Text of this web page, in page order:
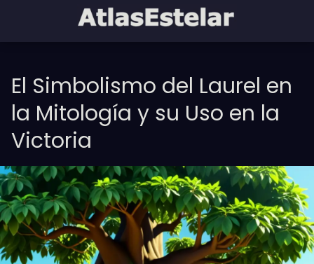
El Simbolismo del Laurel en
la Mitología y su Uso en la
Victoria